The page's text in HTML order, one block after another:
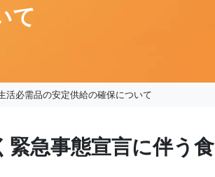
て
活必需品の安定供給の確保について
緊急事態宣言に伴う食